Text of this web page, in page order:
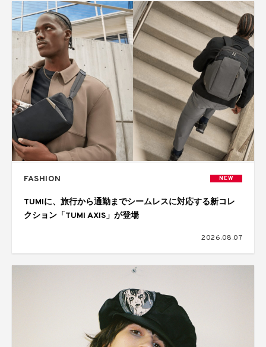
FASHION NEW
TUMIに、旅行から通勤までシームレスに対応する新コレ
クション「TUMI AXIS」が登場
2026.08.07